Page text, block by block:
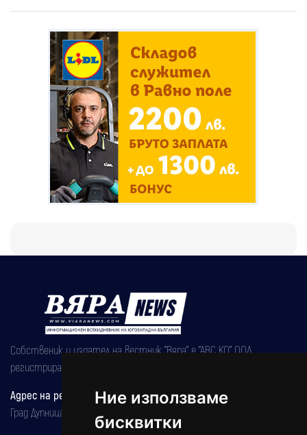
Ние използваме
бисквитки
Собственик и издател на вестник "Вяра" е "АВС КО" ООД,
регистрирана на 08.05.2002 година.
Адрес на редакцията
Град Дупница, ул.''Христо Ботев" 43